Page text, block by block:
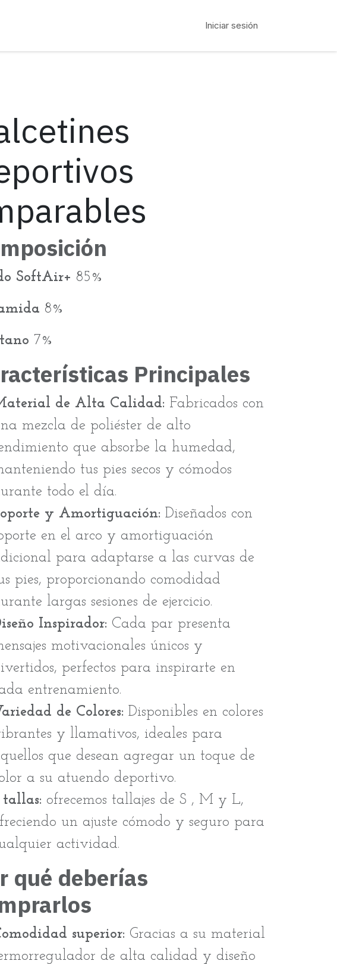
Iniciar sesión
SoftAir+ 85%
8%
7%
Principales
de Alta Calidad: Fabricados con
mezcla de poliéster de alto
que absorbe la humedad,
tus pies secos y cómodos
todo el día.
y Amortiguación: Diseñados con
en el arco y amortiguación
para adaptarse a las curvas de
pies, proporcionando comodidad
largas sesiones de ejercicio.
Inspirador: Cada par presenta
motivacionales únicos y
perfectos para inspirarte en
entrenamiento.
de Colores: Disponibles en colores
y llamativos, ideales para
que desean agregar un toque de
a su atuendo deportivo.
tallas: ofrecemos tallajes de S , M y L,
un ajuste cómodo y seguro para
actividad.
qué deberías
superior: Gracias a su material
de alta calidad y diseño